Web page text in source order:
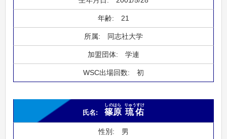
21
同志社大学
学連
初
篠原
しのはら
琉佑
りゅうすけ
男